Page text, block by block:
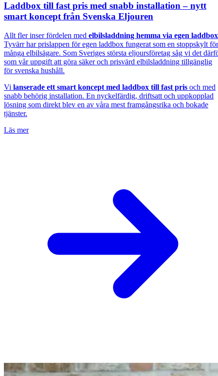
Laddbox till fast pris med snabb installation – nytt
smart koncept från Svenska Eljouren
Allt fler inser fördelen med elbilsladdning hemma via egen laddbox
Tyvärr har prislappen för egen laddbox fungerat som en stoppskylt för
många elbilsägare. Som Sveriges största eljoursföretag såg vi det
som vår uppgift att göra säker och prisvärd elbilsladdning tillgänglig
för svenska hushåll.
Vi lanserade ett smart koncept med laddbox till fast pris och med
snabb behörig installation. En nyckelfärdig, driftsatt och uppkopplad
lösning som direkt blev en av våra mest framgångsrika och bokade
tjänster.
Läs mer